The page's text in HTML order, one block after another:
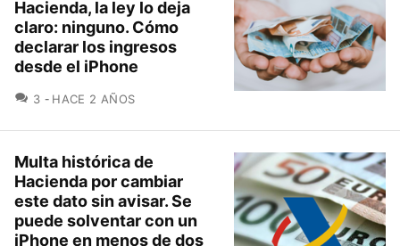
Hacienda, la ley lo deja
claro: ninguno. Cómo
declarar los ingresos
desde el iPhone
3 COMENTARIOS
HACE 2 AÑOS
Multa histórica de
Hacienda por cambiar
este dato sin avisar. Se
puede solventar con un
iPhone en menos de dos